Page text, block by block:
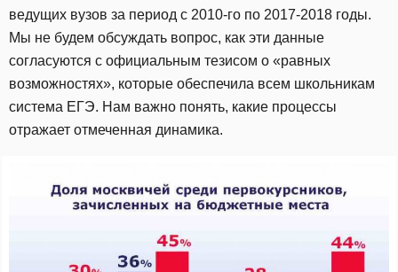
ведущих вузов за период с 2010-го по 2017-2018 годы.
Мы не будем обсуждать вопрос, как эти данные
согласуются с официальным тезисом о «равных
возможностях», которые обеспечила всем школьникам
система ЕГЭ. Нам важно понять, какие процессы
отражает отмеченная динамика.